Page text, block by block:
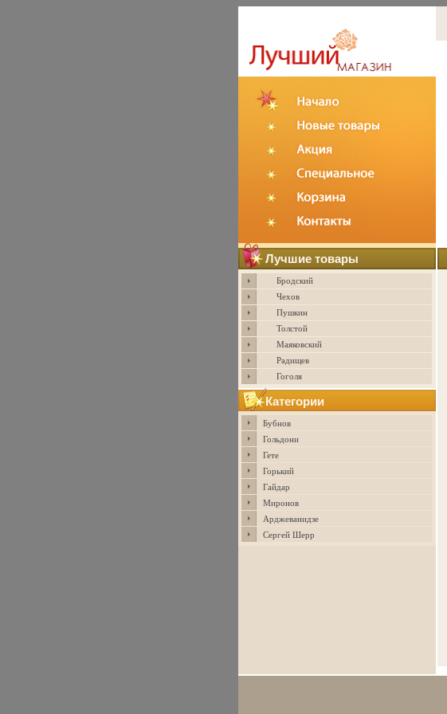
Лучшие товары
Бродский
Чехов
Пушкин
Толстой
Маяковский
Радищев
Гоголя
Категории
Бубнов
Гольдони
Гете
Горький
Гайдар
Миронов
Арджеванидзе
Сергей Шерр